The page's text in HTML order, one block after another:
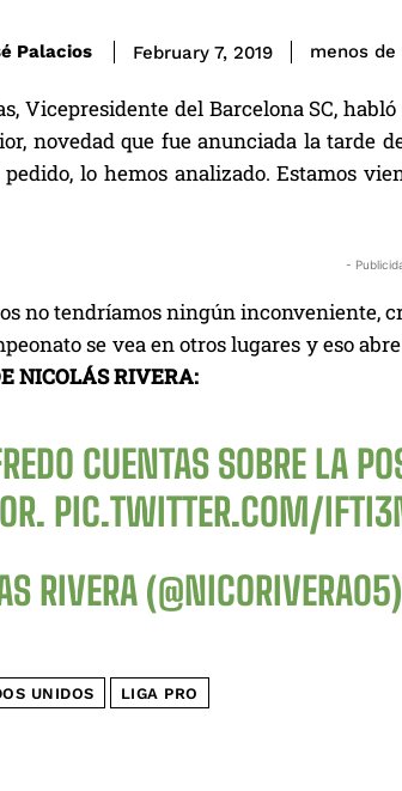
Palacios February 7, 2019 menos de
Vicepresidente del Barcelona SC,
novedad que fue anunciada la tarde
lo hemos analizado. Estamos
-
no tendríamos ningún inconveniente,
se vea en otros lugares y eso
NICOLÁS RIVERA:
CUENTAS SOBRE LA
PIC.TWITTER.COM/
RIVERA (@NICORIVERA05)
UNIDOS LIGA PRO